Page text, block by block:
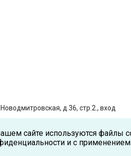
д.36, стр.2., вход
д.9, к.1
сайте используются файлы
и с